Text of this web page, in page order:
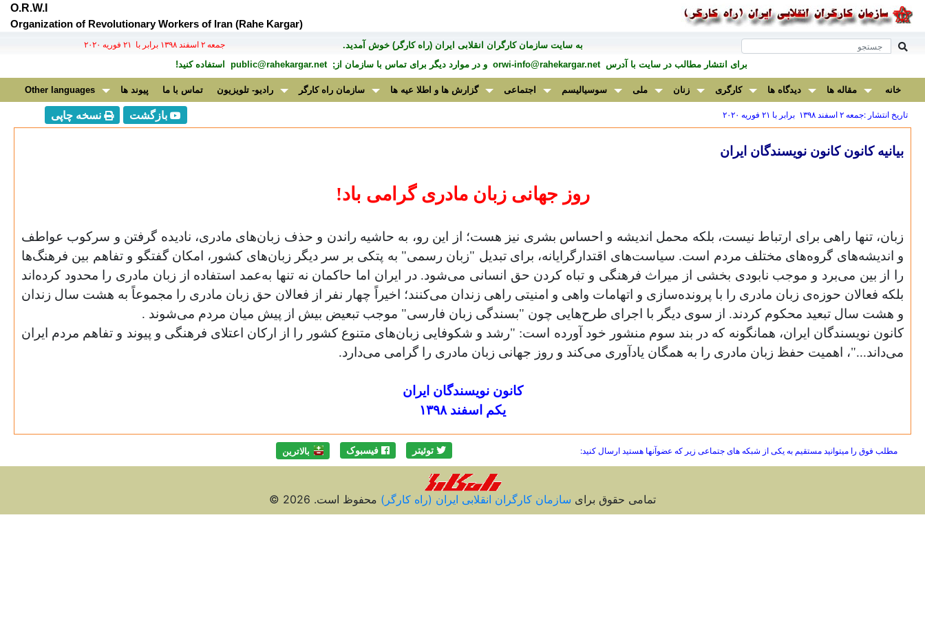
O.R.W.I
Organization of Revolutionary Workers of Iran (Rahe Kargar)
به سايت سازمان کارگران انقلابی ايران (راه کارگر) خوش آمديد. جمعه ۲ اسفند ۱۳۹۸ برابر با ۲۱ فوريه ۲۰۲۰
برای انتشار مطالب در سايت با آدرسorwi-info@rahekargar.net و در موارد ديگر برای تماس با سازمان از;public@rahekargar.net استفاده کنید!
خانه مقاله ها دیدگاه ها کارگری زنان ملی سوسیالیسم اجتماعی گزارش ها و اطلا عیه ها سازمان راه کارگر رادیو- تلویزیون تماس با ما پیوند ها Other languages
تاریخ انتشار :جمعه ۲ اسفند ۱۳۹۸ برابر با ۲۱ فوريه ۲۰۲۰ بازگشت نسخه چاپی
بیانیه کانونکانون نویسندگان ایران
روز جهانی زبان مادری گرامی باد!
زبان، تنها راهی برای ارتباط نیست، بلکه محمل اندیشه و احساس بشری نیز هست؛ از این رو، به حاشیه راندن و حذف زبان‌های مادری، نادیده گرفتن و سرکوب عواطف
و اندیشه‌های گروه‌های مختلف مردم است. سیاست‌های اقتدارگرایانه، برای تبدیل "زبان رسمی" به پتکی بر سر دیگر زبان‌های کشور، امکان گفتگو و تفاهم بین فرهنگ‌ها
را از بین می‌برد و موجب نابودی بخشی از میراث فرهنگی و تباه کردن حق انسانی می‌شود. در ایران اما حاکمان نه تنها به‌عمد استفاده از زبان مادری را محدود کرده‌اند
بلکه فعالان حوزه‌ی زبان مادری را با پرونده‌سازی و اتهامات واهی و امنیتی راهی زندان می‌کنند؛ اخیراً چهار نفر از فعالان حق زبان مادری را مجموعاً به هشت سال زندان
و هشت سال تبعید محکوم کردند. از سوی دیگر با اجرای طرح‌هایی چون "بسندگی زبان فارسی" موجب تبعیض بیش از پیش میان مردم می‌شوند .
کانون نویسندگان ایران، همانگونه که در بند سوم منشور خود آورده است: "رشد و شکوفایی زبان‌های متنوع کشور را از ارکان اعتلای فرهنگی و پیوند و تفاهم مردم ایران
می‌داند..."، اهمیت حفظ زبان مادری را به همگان یادآوری می‌کند و روز جهانی زبان مادری را گرامی می‌دارد.
کانون نویسندگان ایران
یکم اسفند ۱۳۹۸
مطلب فوق را میتوانید مستقیم به یکی از شبکه های جتماعی زیر که عضوآنها هستید ارسال کنید: توئیتر فیسبوک بالاترين
تمامی حقوق برای سازمان کارگران انقلابی ايران (راه کارگر) محفوظ است. 2026 ©